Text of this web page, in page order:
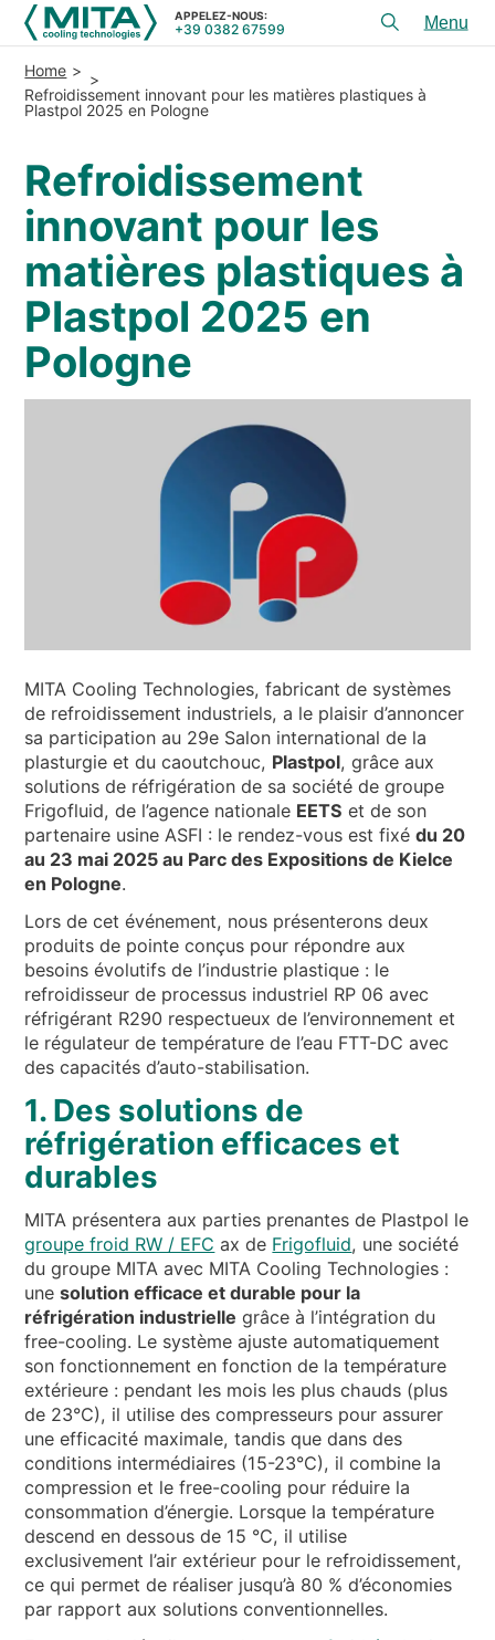
NOUVELLES ET ÉVÉNEMENTS
DÉVELOPPEMENT DURABLE
ARTICLES TECHNIQUES
FR EN IT DE PL
APPELEZ-NOUS:
+39 0382 67599
menu
PRODUITS
CONSEIL ET SERVICES
SERVICE
RESSOURCES
CONTACTS
APPELEZ-NOUS: +39 0382 67599
Home
Refroidissement innovant pour les matières plastiques à
Plastpol 2025 en Pologne
Refroidissement
innovant pour les
matières plastiques à
Plastpol 2025 en
Pologne
MITA Cooling Technologies, fabricant de systèmes
de refroidissement industriels, a le plaisir d’annoncer
sa participation au 29e Salon international de la
plasturgie et du caoutchouc, Plastpol, grâce aux
solutions de réfrigération de sa société de groupe
Frigofluid, de l’agence nationale EETS et de son
partenaire usine ASFI : le rendez-vous est fixédu 20
au 23 mai 2025 au Parc des Expositions de Kielce
en Pologne.
Lors de cet événement, nous présenterons deux
produits de pointe conçus pour répondre aux
besoins évolutifs de l’industrie plastique : le
refroidisseur de processus industriel RP 06 avec
réfrigérant R290 respectueux de l’environnement et
le régulateur de température de l’eau FTT-DC avec
des capacités d’auto-stabilisation.
1. Des solutions de
réfrigération efficaces et
durables
MITA présentera aux parties prenantes de Plastpol le
groupe froid RW / EFC ax de Frigofluid, une société
du groupe MITA avec MITA Cooling Technologies :
unesolution efficace et durable pour la
réfrigération industrielle grâce à l’intégration du
free-cooling. Le système ajuste automatiquement
son fonctionnement en fonction de la température
extérieure : pendant les mois les plus chauds (plus
de 23°C), il utilise des compresseurs pour assurer
une efficacité maximale, tandis que dans des
conditions intermédiaires (15-23°C), il combine la
compression et le free-cooling pour réduire la
consommation d’énergie. Lorsque la température
descend en dessous de 15 °C, il utilise
exclusivement l’air extérieur pour le refroidissement,
ce qui permet de réaliser jusqu’à 80 % d’économies
par rapport aux solutions conventionnelles.